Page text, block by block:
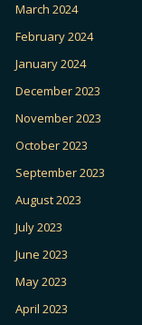
March 2024
February 2024
January 2024
December 2023
November 2023
October 2023
September 2023
August 2023
July 2023
June 2023
May 2023
April 2023